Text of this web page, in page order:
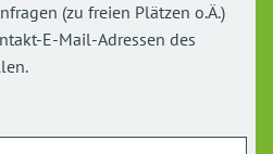
(zu freien Plätzen o.Ä.)
E-Mail-Adressen des